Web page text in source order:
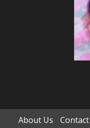
About Us